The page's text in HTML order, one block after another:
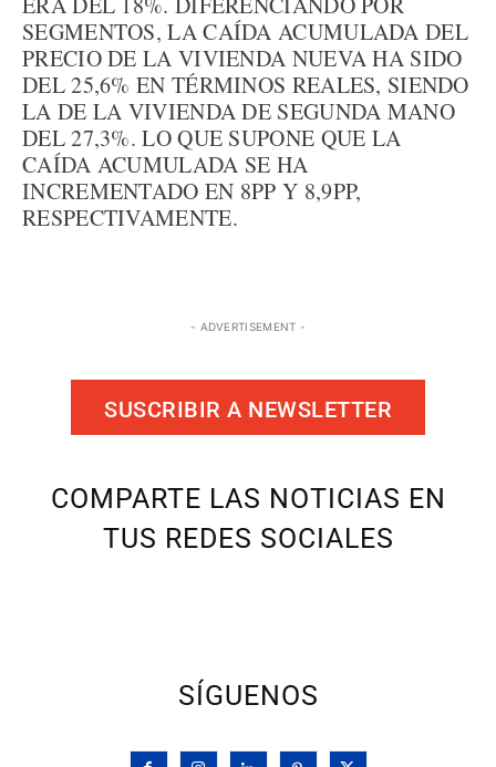
SEGMENTOS, LA CAÍDA ACUMULADA DEL
PRECIO DE LA VIVIENDA NUEVA HA SIDO
DEL 25,6% EN TÉRMINOS REALES, SIENDO
LA DE LA VIVIENDA DE SEGUNDA MANO
DEL 27,3%. LO QUE SUPONE QUE LA
CAÍDA ACUMULADA SE HA
INCREMENTADO EN 8PP Y 8,9PP,
RESPECTIVAMENTE.
- ADVERTISEMENT -
SUSCRIBIR A NEWSLETTER
COMPARTE LAS NOTICIAS EN
TUS REDES SOCIALES
SÍGUENOS